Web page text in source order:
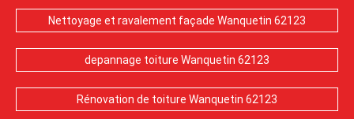
Nettoyage et ravalement façade Wanquetin 62123
depannage toiture Wanquetin 62123
Rénovation de toiture Wanquetin 62123